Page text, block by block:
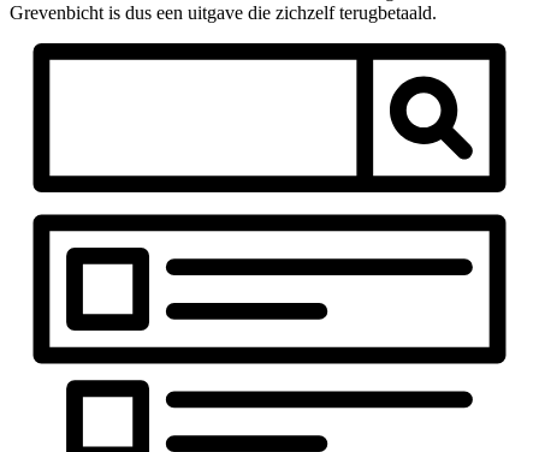
Grevenbicht is dus een uitgave die zichzelf terugbetaald.